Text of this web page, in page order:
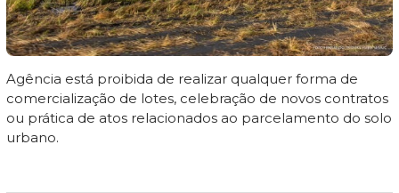
Agência está proibida de realizar qualquer forma de
comercialização de lotes, celebração de novos contratos
ou prática de atos relacionados ao parcelamento do solo
urbano.